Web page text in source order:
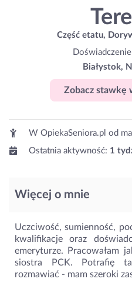
Część etatu,
Białystok,
Zobacz stawkę
W OpiekaSeniora.pl od
Ostatnia aktywność: 1
Więcej o mnie
Uczciwość, sumienność,
kwalifikacje oraz
emeryturze. Pracowałam
siostra PCK. Potrafię
rozmawiać - mam szeroki